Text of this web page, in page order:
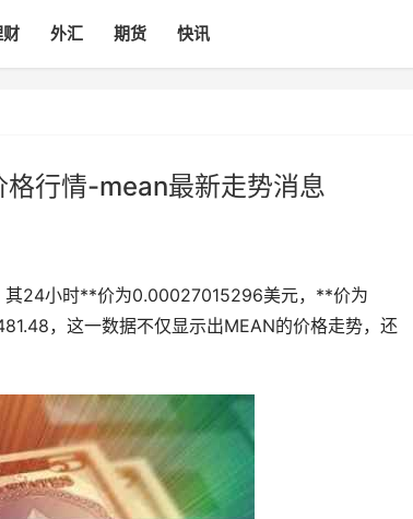
外汇 期货 快讯
行情-mean最新走势消息
24小时**价为0.00027015296美元，**价为
，这一数据不仅显示出MEAN的价格走势，还